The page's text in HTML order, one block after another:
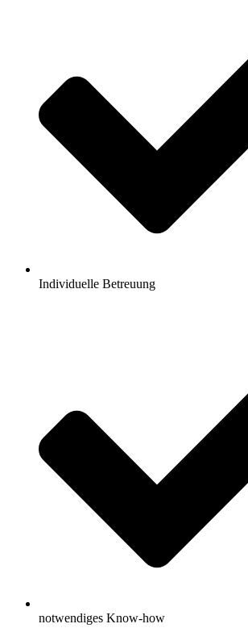
Individuelle Betreuung
notwendiges Know-how